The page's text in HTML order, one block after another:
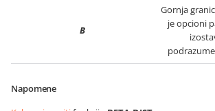
B
Gornja
je opcioni
Napomene